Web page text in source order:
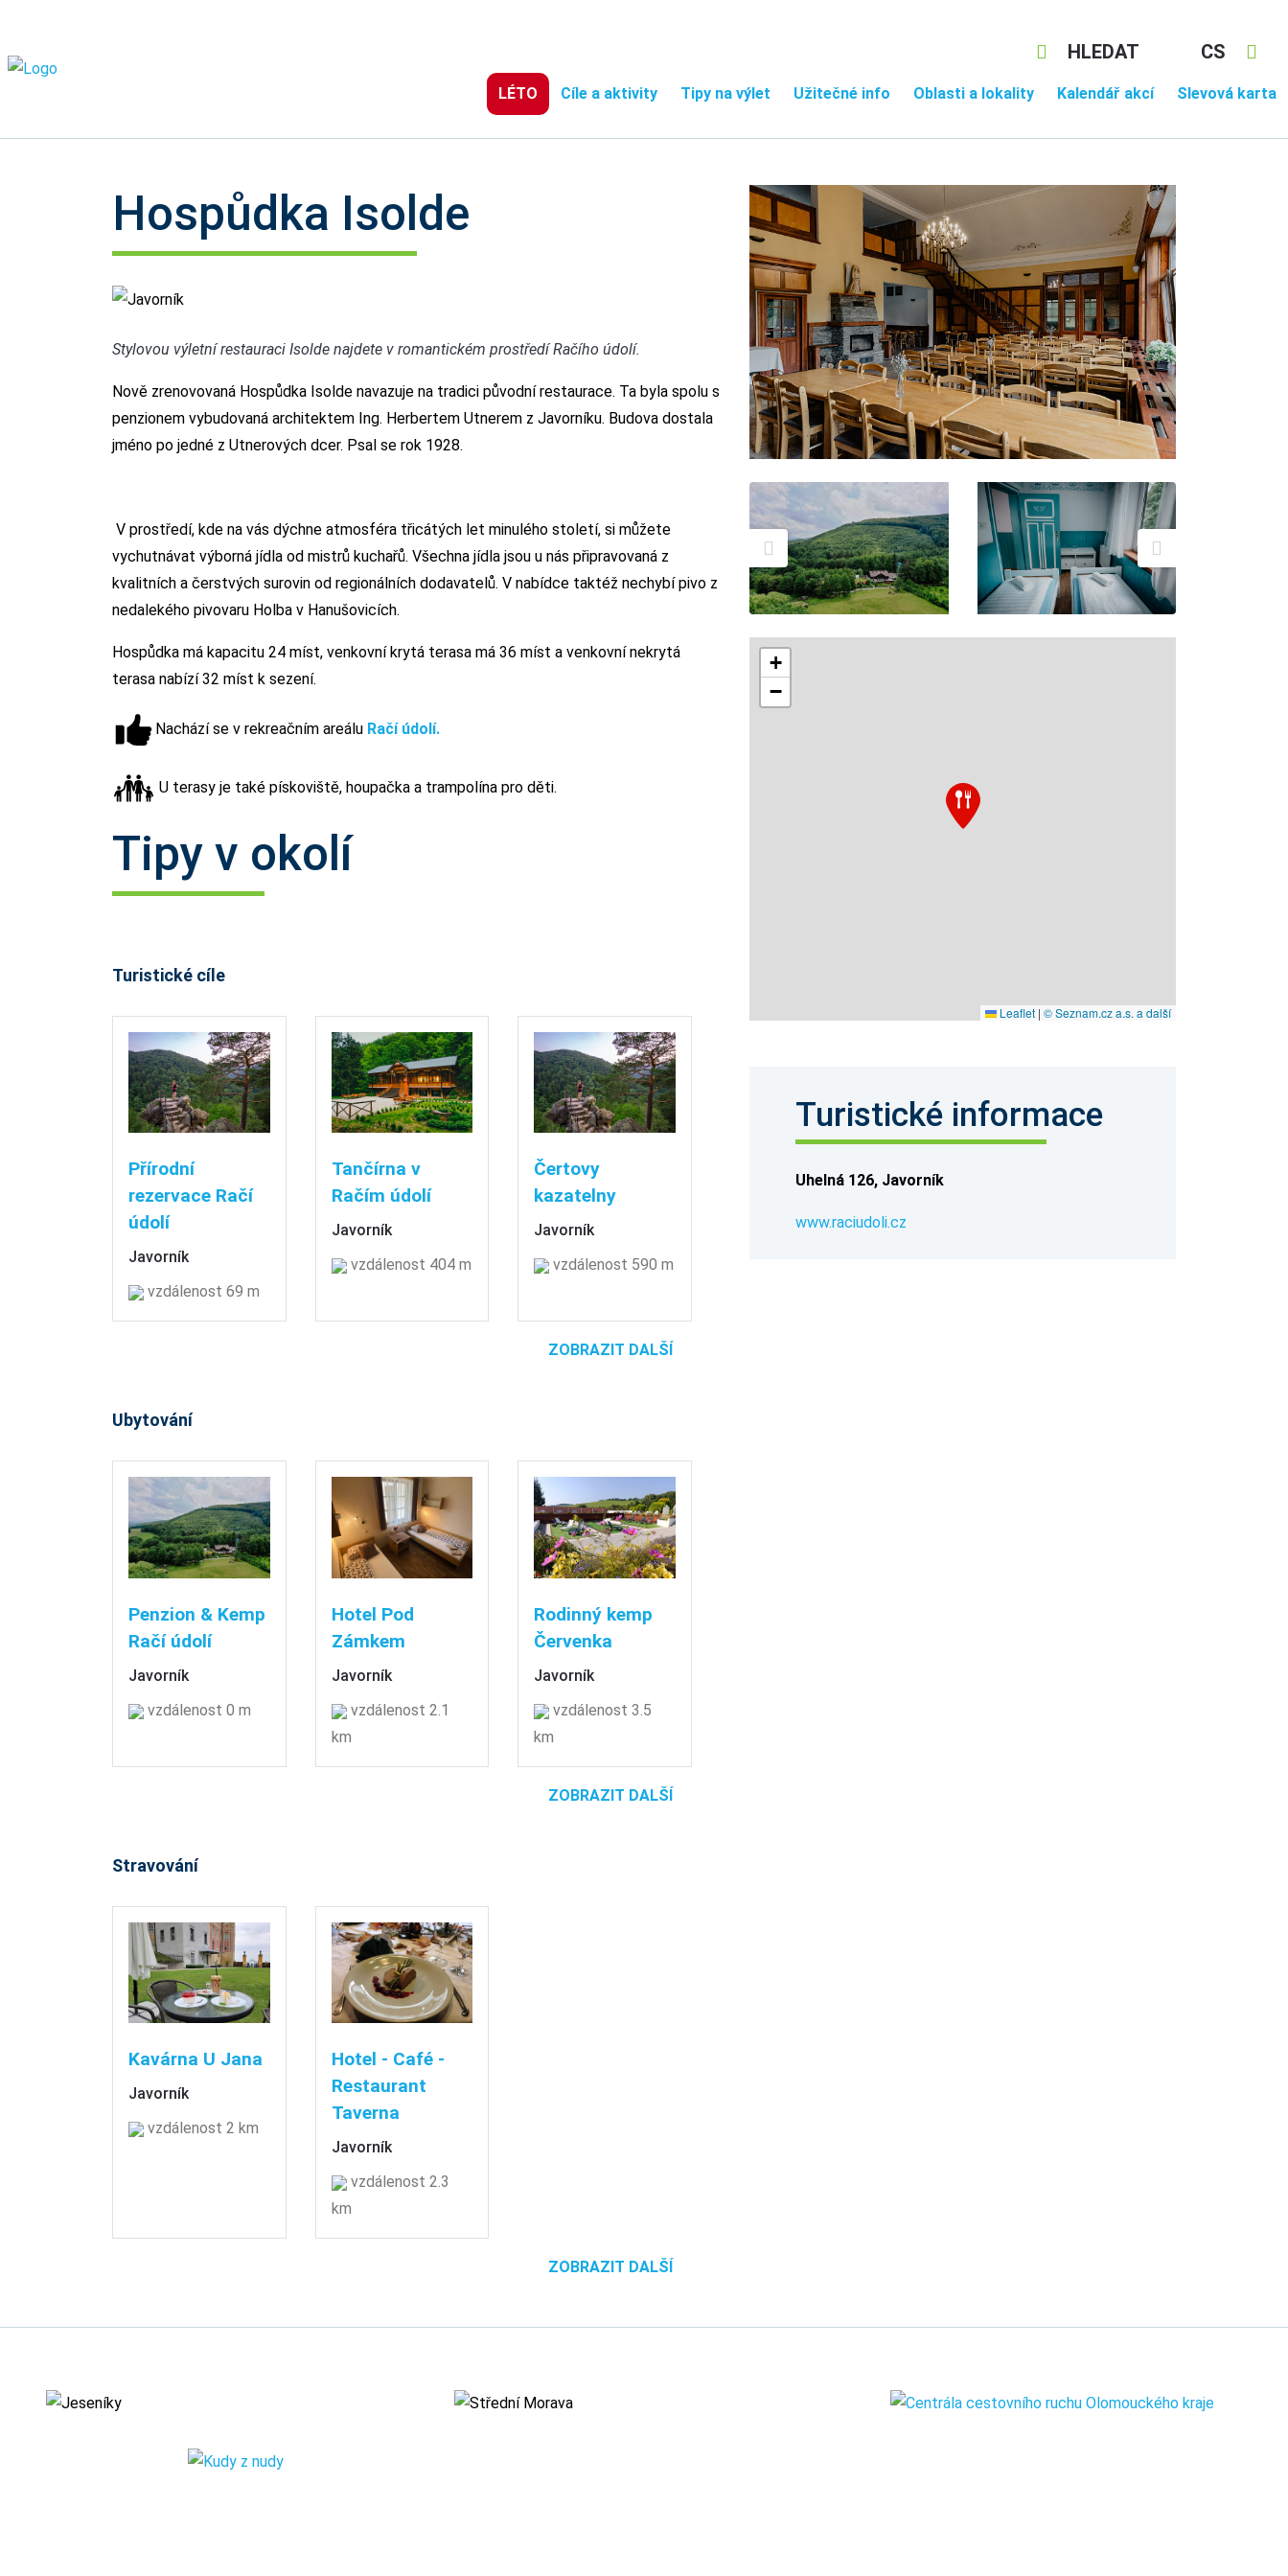
CS
HLEDAT
LÉTO Cíle a aktivity Tipy na výlet Užitečné info Oblasti a lokality Kalendář akcí Slevová karta
Hospůdka Isolde
Javorník
Stylovou výletní restauraci Isolde najdete v romantickém prostředí Račího údolí.
Nově zrenovovaná Hospůdka Isolde navazuje na tradici původní restaurace. Ta byla spolu s
penzionem vybudovaná architektem Ing. Herbertem Utnerem z Javorníku. Budova dostala
jméno po jedné z Utnerových dcer. Psal se rok 1928.
V prostředí, kde na vás dýchne atmosféra třicátých let minulého století, si můžete
vychutnávat výborná jídla od mistrů kuchařů. Všechna jídla jsou u nás připravovaná z
kvalitních a čerstvých surovin od regionálních dodavatelů. V nabídce taktéž nechybí pivo z
nedalekého pivovaru Holba v Hanušovicích.
Hospůdka má kapacitu 24 míst, venkovní krytá terasa má 36 míst a venkovní nekrytá
terasa nabízí 32 míst k sezení.
Nachází se v rekreačním areálu Račí údolí.
U terasy je také pískoviště, houpačka a trampolína pro děti.
Tipy v okolí
Turistické cíle
Přírodní
rezervace Račí
údolí
Javorník
vzdálenost 69 m
Tančírna v
Račím údolí
Javorník
vzdálenost 404 m
Čertovy
kazatelny
Javorník
vzdálenost 590 m
ZOBRAZIT DALŠÍ
Ubytování
Penzion & Kemp
Račí údolí
Javorník
vzdálenost 0 m
Hotel Pod
Zámkem
Javorník
vzdálenost 2.1
km
Rodinný kemp
Červenka
Javorník
vzdálenost 3.5
km
ZOBRAZIT DALŠÍ
Stravování
Kavárna U Jana
Javorník
vzdálenost 2 km
Hotel - Café -
Restaurant
Taverna
Javorník
vzdálenost 2.3
km
ZOBRAZIT DALŠÍ
+
−
Leaflet | © Seznam.cz a.s. a další
Turistické informace
Uhelná 126, Javorník
www.raciudoli.cz